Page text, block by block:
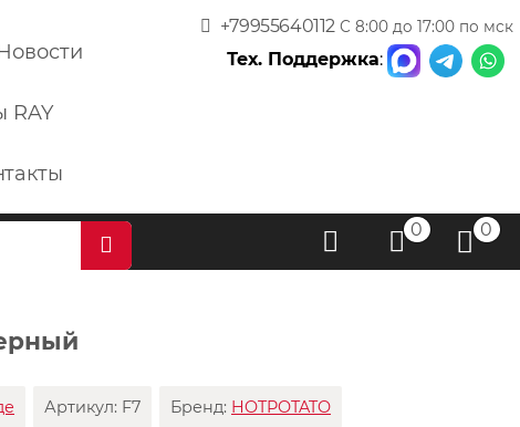
RAY
+79955640112 С 8:00 до 17:00 по мск
Тех. Поддержка:
0 0
Артикул: F7 Бренд: HOTPOTATO